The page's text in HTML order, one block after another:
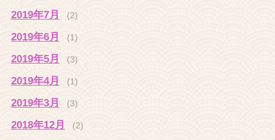
2019年7月 (2)
2019年6月 (1)
2019年5月 (3)
2019年4月 (1)
2019年3月 (3)
2018年12月 (2)